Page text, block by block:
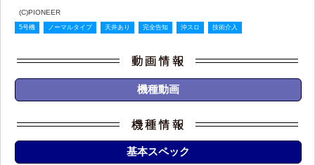
(C)PIONEER
5号機 ノーマルタイプ 天井あり 完全告知 沖スロ 技術介入
機種動画
基本スペック